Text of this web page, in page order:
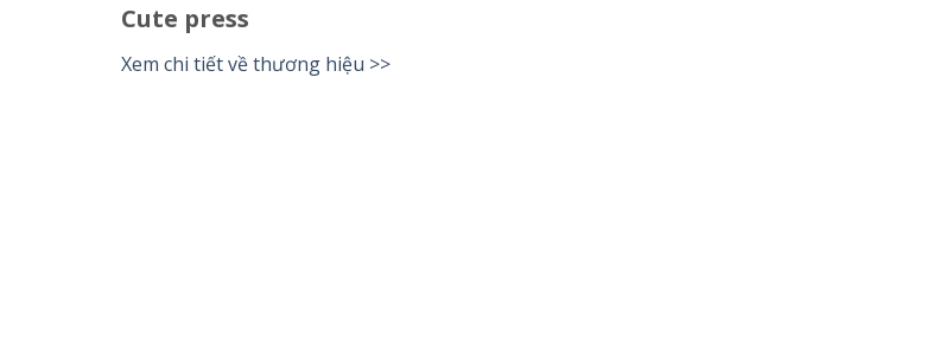
Cute press
Xem chi tiết về thương hiệu >>